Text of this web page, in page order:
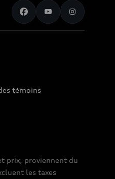
témoins
prix, proviennent du
les taxes